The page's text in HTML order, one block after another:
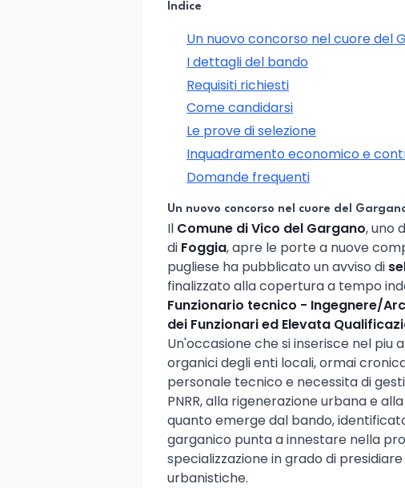
Indice
Un nuovo concorso nel cuore del
I dettagli del bando
Requisiti richiesti
Come candidarsi
Le prove di selezione
Inquadramento economico e
Domande frequenti
Un nuovo concorso nel cuore del
Il Comune di Vico del Gargano, uno
di Foggia, apre le porte a nuove
pugliese ha pubblicato un avviso di
finalizzato alla copertura a tempo
Funzionario tecnico - Ingegnere/
dei Funzionari ed Elevata
Un'occasione che si inserisce nel
organici degli enti locali, ormai
personale tecnico e necessita di
PNRR, alla rigenerazione urbana e
quanto emerge dal bando,
garganico punta a innestare nella
specializzazione in grado di
urbanistiche.